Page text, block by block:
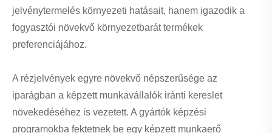
jelvénytermelés környezeti hatásait, hanem igazodik a
fogyasztói növekvő környezetbarát termékek
preferenciájához.
A rézjelvények egyre növekvő népszerűsége az
iparágban a képzett munkavállalók iránti kereslet
növekedéséhez is vezetett. A gyártók képzési
programokba fektetnek be egy képzett munkaerő